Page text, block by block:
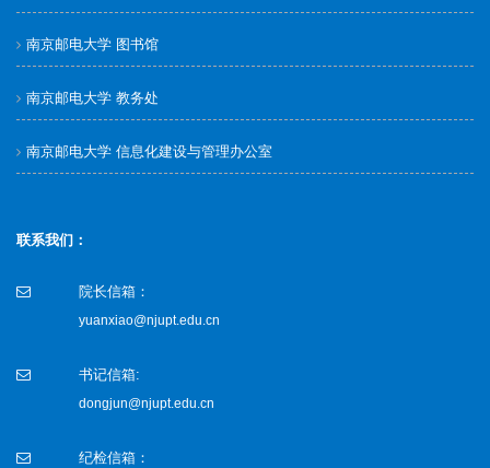
南京邮电大学 图书馆
南京邮电大学 教务处
南京邮电大学 信息化建设与管理办公室
联系我们：
院长信箱：
yuanxiao@njupt.edu.cn
书记信箱:
dongjun@njupt.edu.cn
纪检信箱：